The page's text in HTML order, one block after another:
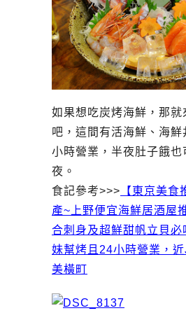
如果想吃炭烤海鮮，那就
吧，這間有活海鮮、海
小時營業，半夜肚子餓也
夜。
食記參考>>> 【東京美食
產~上野便宜海鮮居酒屋
合刺身及超鮮甜帆立貝必
妹幫烤且24小時營業，
美橫町